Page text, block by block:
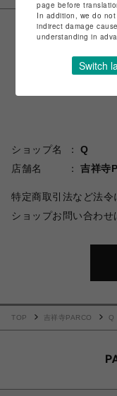
ショップ名
Q
店舗名
吉祥寺
特定商取引法など法令
ショップお問い合わせ
TOP 吉祥寺PARCO Q
page before
In addition, we do
indirect damage
understanding in
Switch